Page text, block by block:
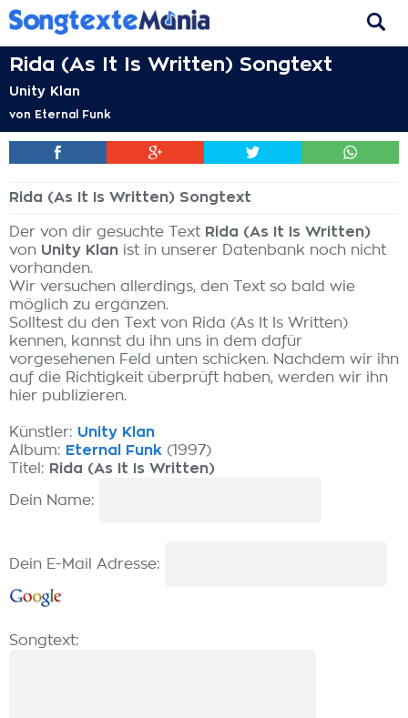
Rida (As It Is Written) Songtext
Unity Klan
von Eternal Funk
Rida (As It Is Written) Songtext
Der von dir gesuchte Text Rida (As It Is Written)
von Unity Klan ist in unserer Datenbank noch nicht
vorhanden.
Wir versuchen allerdings, den Text so bald wie
möglich zu ergänzen.
Solltest du den Text von Rida (As It Is Written)
kennen, kannst du ihn uns in dem dafür
vorgesehenen Feld unten schicken. Nachdem wir ihn
auf die Richtigkeit überprüft haben, werden wir ihn
hier publizieren.
Künstler: Unity Klan
Album: Eternal Funk (1997)
Titel: Rida (As It Is Written)
Dein Name:
Dein E-Mail Adresse:
Songtext: